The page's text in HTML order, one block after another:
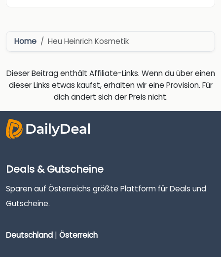
Home Heu Heinrich Kosmetik
Dieser Beitrag enthält Affiliate-Links. Wenn du über einen
dieser Links etwas kaufst, erhalten wir eine Provision. Für
dich ändert sich der Preis nicht.
Deals & Gutscheine
Sparen auf Österreichs größte Plattform für Deals und
Gutscheine.
Deutschland | Österreich